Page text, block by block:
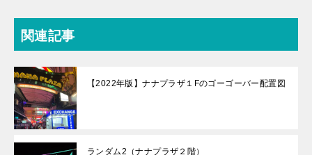
関連記事
【2022年版】ナナプラザ１Fのゴーゴーバー配置図
ランダム2（ナナプラザ２階）